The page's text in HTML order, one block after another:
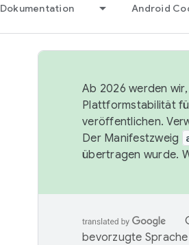
Dokumentation Android
Ab 2026 werden
Plattformstabilität
veröffentlichen.
Der Manifestzweig
übertragen wurde.
bevorzugte